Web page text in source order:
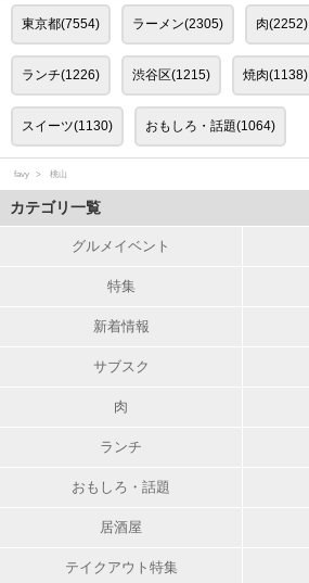
東京都(7554) ラーメン(2305) 肉(2252)
ランチ(1226) 渋谷区(1215) 焼肉(1138)
スイーツ(1130) おもしろ・話題(1064)
favy 桃山
カテゴリ一覧
グルメイベント
特集
新着情報
サブスク
肉
ランチ
おもしろ・話題
居酒屋
テイクアウト特集